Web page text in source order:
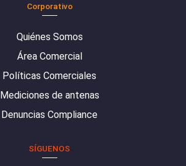
Corporativo
Quiénes Somos
Área Comercial
Políticas Comerciales
Mediciones de antenas
Denuncias Compliance
SÍGUENOS